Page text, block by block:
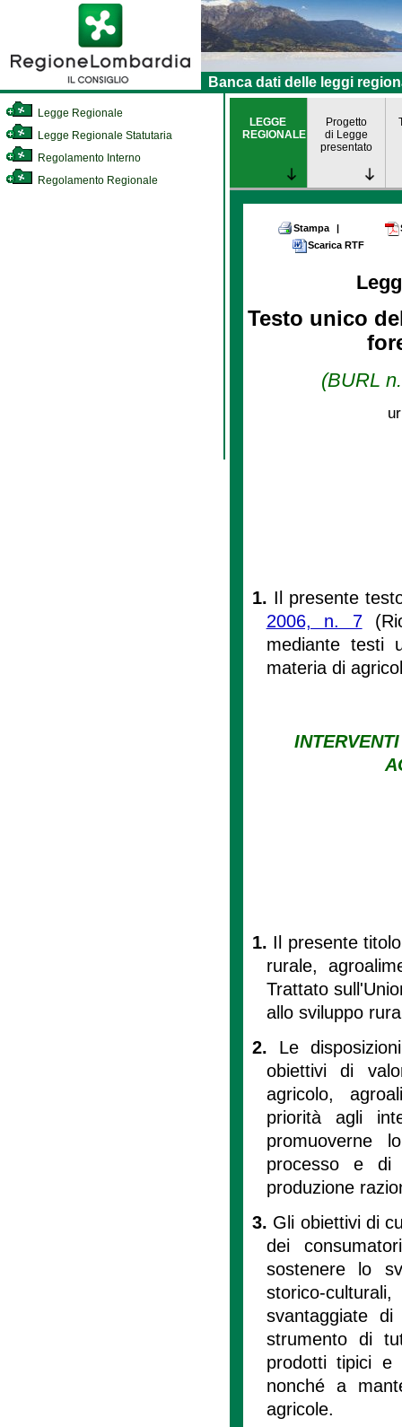
Banca dati delle leggi
Legge Regionale
Legge Regionale Statutaria
Regolamento Interno
Regolamento Regionale
LEGGE
REGIONALE
Progetto
di Legge
presentato
Stampa |
Scarica RTF
Testo unico
(BURL
1. Il presente
2006, n. 7
mediante testi
materia di
1. Il presente
rurale,
Trattato
allo sviluppo
2. Le
obiettivi di
agricolo,
priorità agli
promuoverne
processo e di
produzione
3. Gli obiettivi di
dei
sostenere lo
storico-
svantaggiate
strumento di
prodotti tipici e
nonché a
agricole.